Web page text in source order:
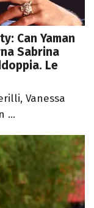
Can Yaman
Sabrina
Le
Vanessa
...